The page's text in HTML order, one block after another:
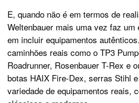
E, quando não é em termos de
Weltenbauer mais uma vez faz um
em incluir equipamentos
caminhões reais como o TP3
Roadrunner, Rosenbauer T-Rex e
botas HAIX Fire-Dex, serras Stihl
variedade de equipamentos reais,